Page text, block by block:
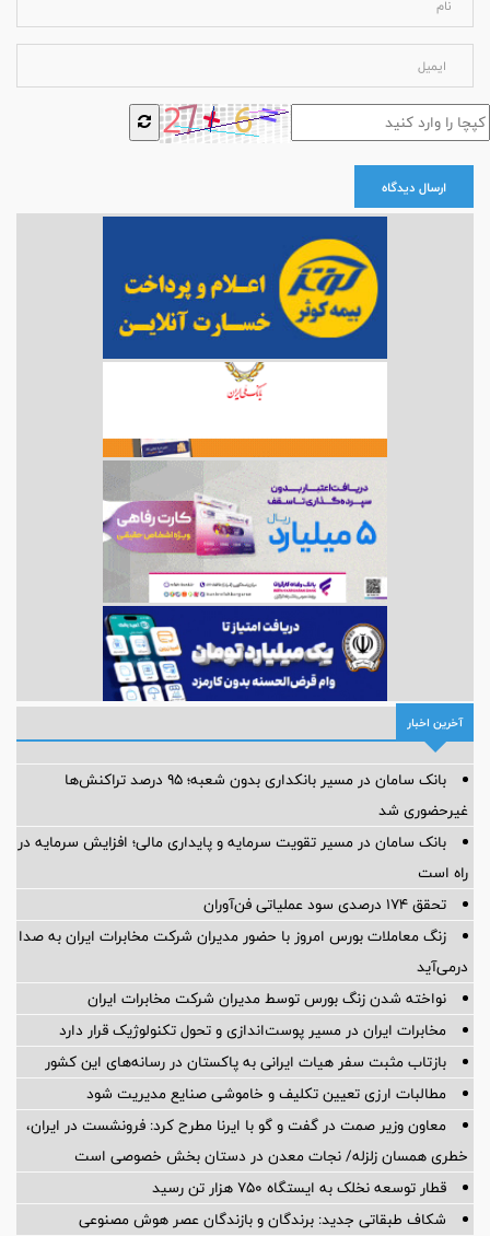
ارسال دیدگاه
آخرین اخبار
بانک سامان در مسیر بانکداری بدون شعبه؛ ۹۵ درصد تراکنش‌ها
غیرحضوری شد
بانک سامان در مسیر تقویت سرمایه و پایداری مالی؛ افزایش سرمایه در
راه است
تحقق ۱۷۴ درصدی سود عملیاتی فن‌آوران
زنگ معاملات بورس امروز با حضور مدیران شرکت مخابرات ایران به صدا
درمی‌آید
نواخته شدن زنگ بورس توسط مدیران شرکت مخابرات ایران
مخابرات ایران در مسیر پوست‌اندازی و تحول تکنولوژیک قرار دارد
بازتاب مثبت سفر هیات ایرانی به پاکستان در رسانه‌های این کشور
مطالبات ارزی تعیین تکلیف و خاموشی صنایع مدیریت شود
معاون وزیر صمت در گفت و گو با ایرنا مطرح کرد: فرونشست در ایران،
خطری همسان زلزله/ نجات معدن در دستان بخش خصوصی است
قطار توسعه نخلک به ایستگاه ۷۵۰ هزار تن رسید
شکاف طبقاتی جدید: برندگان و بازندگان عصر هوش مصنوعی